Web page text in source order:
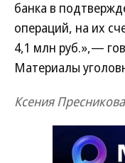
банка в
операций, на их
4,1 млн руб.»,—
Материалы
Ксения